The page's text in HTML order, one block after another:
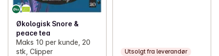
Økologisk Snore &
peace tea
Maks 10 per kunde, 20
stk, Clipper
Utsolgt fra leverandør